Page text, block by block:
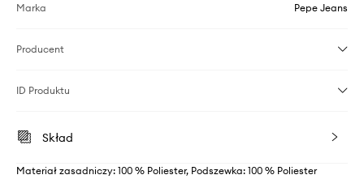
Marka Pepe Jeans
Producent
ID Produktu
Skład
Materiał zasadniczy: 100 % Poliester, Podszewka: 100 % Poliester